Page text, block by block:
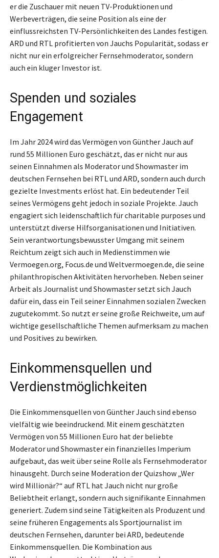
er die Zuschauer mit neuen TV-Produktionen und
Werbeverträgen, die seine Position als eine der
einflussreichsten TV-Persönlichkeiten des Landes festigen.
ARD und RTL profitierten von Jauchs Popularität, sodass er
nicht nur ein erfolgreicher Fernsehmoderator, sondern
auch ein kluger Investor ist.
Spenden und soziales
Engagement
Im Jahr 2024 wird das Vermögen von Günther Jauch auf
rund 55 Millionen Euro geschätzt, das er nicht nur aus
seinen Einnahmen als Moderator und Showmaster im
deutschen Fernsehen bei RTL und ARD, sondern auch durch
gezielte Investments erlöst hat. Ein bedeutender Teil
seines Vermögens geht jedoch in soziale Projekte. Jauch
engagiert sich leidenschaftlich für charitable purposes und
unterstützt diverse Hilfsorganisationen und Initiativen.
Sein verantwortungsbewusster Umgang mit seinem
Reichtum zeigt sich auch in Medienstimmen wie
Vermoegen.org, Focus.de und Weltvermoegen.de, die seine
philanthropischen Aktivitäten hervorheben. Neben seiner
Arbeit als Journalist und Showmaster setzt sich Jauch
dafür ein, dass ein Teil seiner Einnahmen sozialen Zwecken
zugutekommt. So nutzt er seine große Reichweite, um auf
wichtige gesellschaftliche Themen aufmerksam zu machen
und Positives zu bewirken.
Einkommensquellen und
Verdienstmöglichkeiten
Die Einkommensquellen von Günther Jauch sind ebenso
vielfältig wie beeindruckend. Mit einem geschätzten
Vermögen von 55 Millionen Euro hat der beliebte
Moderator und Showmaster ein finanzielles Imperium
aufgebaut, das weit über seine Rolle als Fernsehmoderator
hinausgeht. Durch seine Moderation der Quizshow „Wer
wird Millionär?“ auf RTL hat Jauch nicht nur große
Beliebtheit erlangt, sondern auch signifikante Einnahmen
generiert. Zudem sind seine Tätigkeiten als Produzent und
seine früheren Engagements als Sportjournalist im
deutschen Fernsehen, darunter bei ARD, bedeutende
Einkommensquellen. Die Kombination aus